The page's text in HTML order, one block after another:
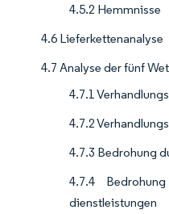
4.5.2 Hemmnisse
4.6 Lieferkettenanalyse
4.7 Analyse der fünf
4.7.1
4.7.2
4.7.3 Bedrohung
4.7.4
dienstleistungen